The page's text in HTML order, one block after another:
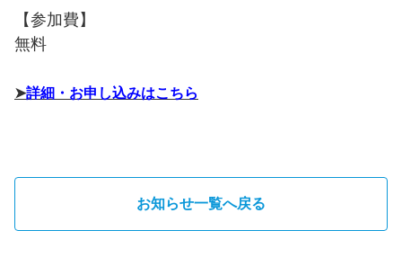
【参加費】
無料
➤詳細・お申し込みはこちら
お知らせ一覧へ戻る